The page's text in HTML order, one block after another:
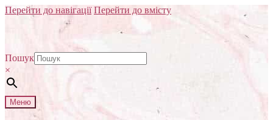
Перейти до навігації Перейти до вмісту
Пошук
×
Меню